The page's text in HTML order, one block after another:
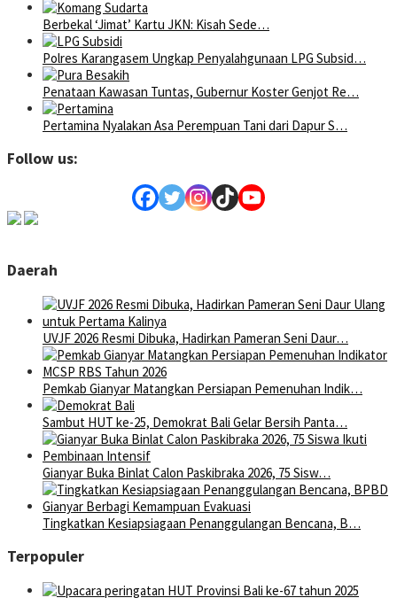
Berbekal ‘Jimat’ Kartu JKN: Kisah Sede…
Polres Karangasem Ungkap Penyalahgunaan LPG Subsid…
Penataan Kawasan Tuntas, Gubernur Koster Genjot Re…
Pertamina Nyalakan Asa Perempuan Tani dari Dapur S…
Follow us:
Daerah
UVJF 2026 Resmi Dibuka, Hadirkan Pameran Seni Daur…
Pemkab Gianyar Matangkan Persiapan Pemenuhan Indik…
Sambut HUT ke-25, Demokrat Bali Gelar Bersih Panta…
Gianyar Buka Binlat Calon Paskibraka 2026, 75 Sisw…
Tingkatkan Kesiapsiagaan Penanggulangan Bencana, B…
Terpopuler